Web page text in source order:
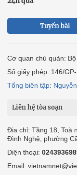
Tuyến bài
Cơ quan chủ quản:
Số giấy phép: 146/
Tổng biên tập:
Liên hệ tòa soạn
Địa chỉ: Tầng 18, Toà
Đình Nghệ, phường
Điện thoại:
Email: